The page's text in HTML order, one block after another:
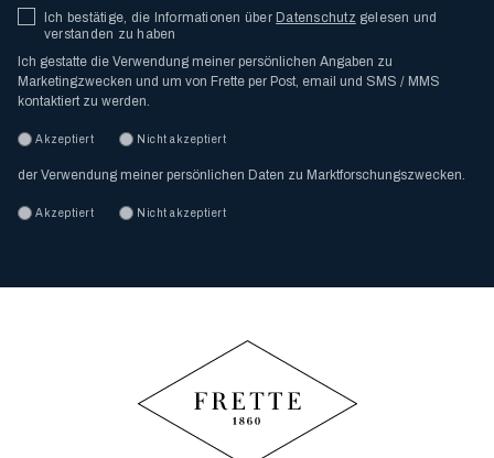
Ich bestätige, die Informationen überDatenschutz gelesen und
verstanden zu haben
Ich gestatte die Verwendung meiner persönlichen Angaben zu
Marketingzwecken und um von Frette per Post, email und SMS / MMS
kontaktiert zu werden.
Akzeptiert Nicht akzeptiert
der Verwendung meiner persönlichen Daten zu Marktforschungszwecken.
Akzeptiert Nicht akzeptiert